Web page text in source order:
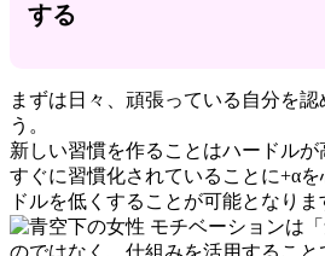
する
まずは日々、頑張っている自分を
う。
新しい習慣を作ることはハードルが
すぐに習慣化されていることに+α
ドルを低くすることが可能となりま
モチベーションは